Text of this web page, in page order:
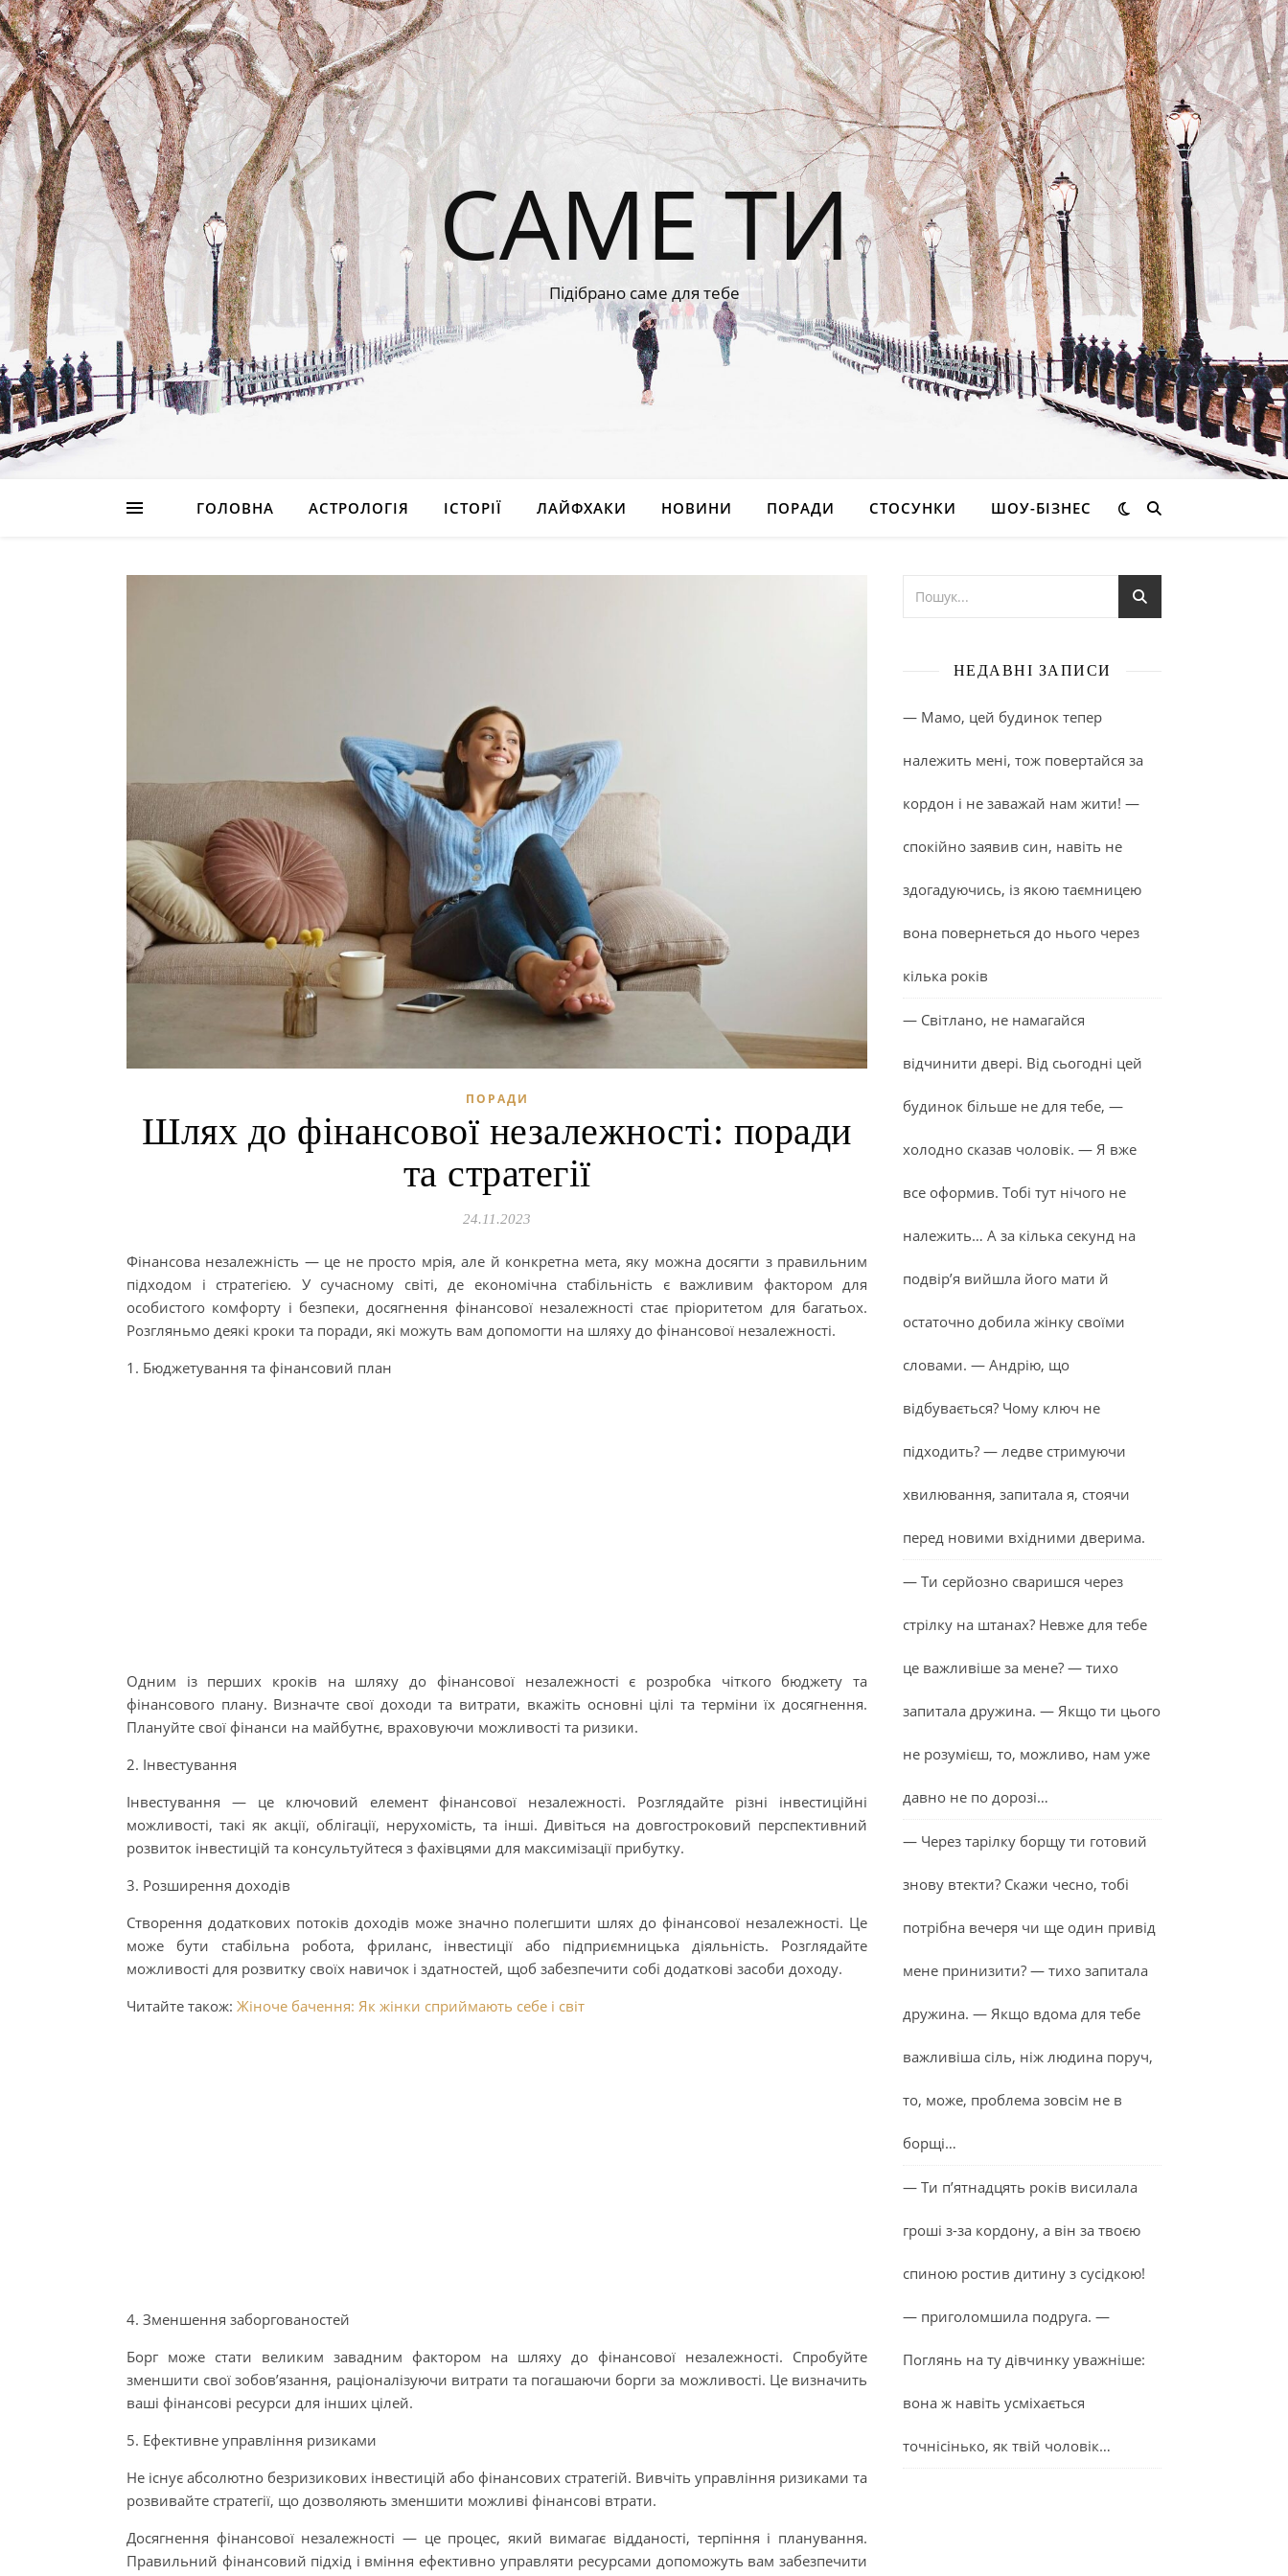
САМЕ ТИ
Підібрано саме для тебе
ГОЛОВНА АСТРОЛОГІЯ ІСТОРІЇ ЛАЙФХАКИ НОВИНИ ПОРАДИ СТОСУНКИ ШОУ-БІЗНЕС
ПОРАДИ
Шлях до фінансової незалежності: поради
та стратегії
24.11.2023
Фінансова незалежність — це не просто мрія, але й конкретна мета, яку можна досягти з правильним
підходом і стратегією. У сучасному світі, де економічна стабільність є важливим фактором для
особистого комфорту і безпеки, досягнення фінансової незалежності стає пріоритетом для багатьох.
Розгляньмо деякі кроки та поради, які можуть вам допомогти на шляху до фінансової незалежності.
1. Бюджетування та фінансовий план
Одним із перших кроків на шляху до фінансової незалежності є розробка чіткого бюджету та
фінансового плану. Визначте свої доходи та витрати, вкажіть основні цілі та терміни їх досягнення.
Плануйте свої фінанси на майбутнє, враховуючи можливості та ризики.
2. Інвестування
Інвестування — це ключовий елемент фінансової незалежності. Розглядайте різні інвестиційні
можливості, такі як акції, облігації, нерухомість, та інші. Дивіться на довгостроковий перспективний
розвиток інвестицій та консультуйтеся з фахівцями для максимізації прибутку.
3. Розширення доходів
Створення додаткових потоків доходів може значно полегшити шлях до фінансової незалежності. Це
може бути стабільна робота, фриланс, інвестиції або підприємницька діяльність. Розглядайте
можливості для розвитку своїх навичок і здатностей, щоб забезпечити собі додаткові засоби доходу.
Читайте також: Жіноче бачення: Як жінки сприймають себе і світ
4. Зменшення заборгованостей
Борг може стати великим завадним фактором на шляху до фінансової незалежності. Спробуйте
зменшити свої зобов’язання, раціоналізуючи витрати та погашаючи борги за можливості. Це визначить
ваші фінансові ресурси для інших цілей.
5. Ефективне управління ризиками
Не існує абсолютно безризикових інвестицій або фінансових стратегій. Вивчіть управління ризиками та
розвивайте стратегії, що дозволяють зменшити можливі фінансові втрати.
Досягнення фінансової незалежності — це процес, який вимагає відданості, терпіння і планування.
Правильний фінансовий підхід і вміння ефективно управляти ресурсами допоможуть вам забезпечити
НЕДАВНІ ЗАПИСИ
— Мамо, цей будинок тепер
належить мені, тож повертайся за
кордон і не заважай нам жити! —
спокійно заявив син, навіть не
здогадуючись, із якою таємницею
вона повернеться до нього через
кілька років
— Світлано, не намагайся
відчинити двері. Від сьогодні цей
будинок більше не для тебе, —
холодно сказав чоловік. — Я вже
все оформив. Тобі тут нічого не
належить… А за кілька секунд на
подвір’я вийшла його мати й
остаточно добила жінку своїми
словами. — Андрію, що
відбувається? Чому ключ не
підходить? — ледве стримуючи
хвилювання, запитала я, стоячи
перед новими вхідними дверима.
— Ти серйозно сваришся через
стрілку на штанах? Невже для тебе
це важливіше за мене? — тихо
запитала дружина. — Якщо ти цього
не розумієш, то, можливо, нам уже
давно не по дорозі…
— Через тарілку борщу ти готовий
знову втекти? Скажи чесно, тобі
потрібна вечеря чи ще один привід
мене принизити? — тихо запитала
дружина. — Якщо вдома для тебе
важливіша сіль, ніж людина поруч,
то, може, проблема зовсім не в
борщі…
— Ти п’ятнадцять років висилала
гроші з-за кордону, а він за твоєю
спиною ростив дитину з сусідкою!
— приголомшила подруга. —
Поглянь на ту дівчинку уважніше:
вона ж навіть усміхається
точнісінько, як твій чоловік…